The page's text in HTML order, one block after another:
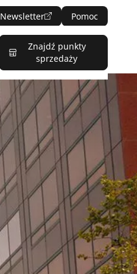
Newsletter Pomoc
Znajdź punkty
sprzedaży